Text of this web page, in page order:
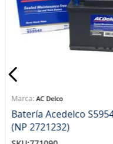
AC Delco
Batería Acedelco
(NP 2721232)